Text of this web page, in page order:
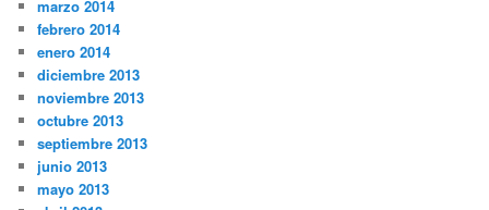
marzo 2014
febrero 2014
enero 2014
diciembre 2013
noviembre 2013
octubre 2013
septiembre 2013
junio 2013
mayo 2013